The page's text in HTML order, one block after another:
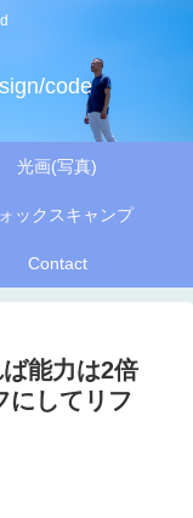
code
光画(写真)
ックスキャンプ
Contact
能力は2倍
にしてリフ